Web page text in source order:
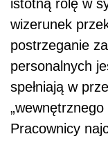
istotną rolę w
wizerunek
postrzeganie
personalnych
spełniają w
„wewnętrznego
Pracownicy